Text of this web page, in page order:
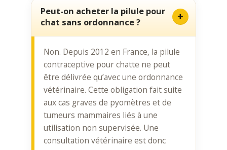
Peut-on acheter la pilule pour
chat sans ordonnance ?
Non. Depuis 2012 en France, la pilule
contraceptive pour chatte ne peut
être délivrée qu’avec une ordonnance
vétérinaire. Cette obligation fait suite
aux cas graves de pyomètres et de
tumeurs mammaires liés à une
utilisation non supervisée. Une
consultation vétérinaire est donc